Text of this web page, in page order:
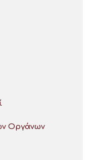
Οργάνων